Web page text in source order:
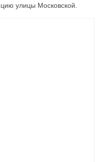
улицы Московской.